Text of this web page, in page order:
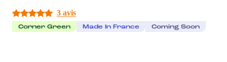
3 avis
Corner Green Made In France Coming Soon